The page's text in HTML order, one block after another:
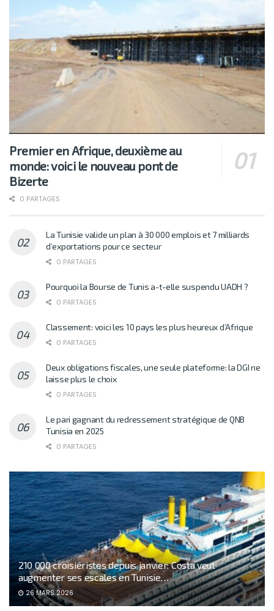
Premier en Afrique, deuxième au
monde: voici le nouveau pont de
Bizerte
0 PARTAGES
La Tunisie valide un plan à 30 000 emplois et 7 milliards
d’exportations pour ce secteur
0 PARTAGES
Pourquoi la Bourse de Tunis a-t-elle suspendu UADH ?
0 PARTAGES
Classement: voici les 10 pays les plus heureux d’Afrique
0 PARTAGES
Deux obligations fiscales, une seule plateforme: la DGI ne
laisse plus le choix
0 PARTAGES
Le pari gagnant du redressement stratégique de QNB
Tunisia en 2025
0 PARTAGES
210 000 croisiéristes depuis janvier: Costa veut
augmenter ses escales en Tunisie…
26 MARS 2026